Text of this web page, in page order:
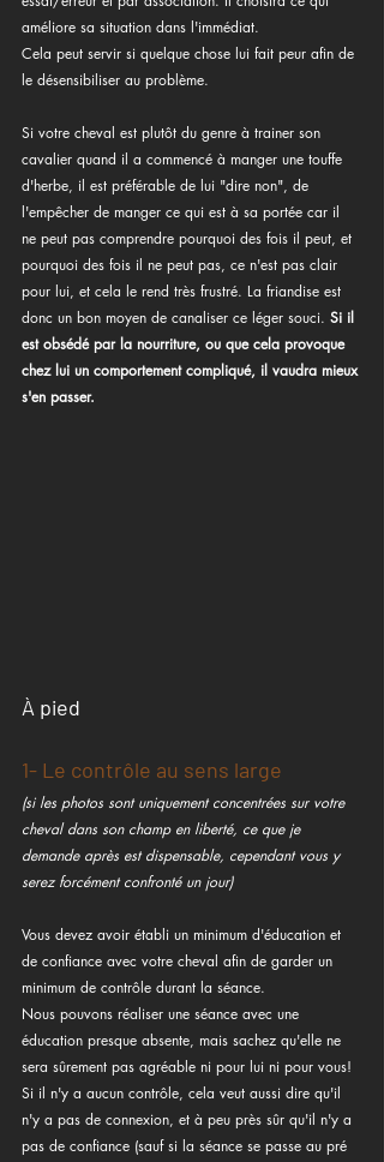
améliore sa situation dans l'immédiat.
Cela peut servir si quelque chose lui fait peur afin de
le désensibiliser au problème.
Si votre cheval est plutôt du genre à trainer son
cavalier quand il a commencé à manger une touffe
d'herbe, il est préférable de lui "dire non", de
l'empêcher de manger ce qui est à sa portée car il
ne peut pas comprendre pourquoi des fois il peut, et
pourquoi des fois il ne peut pas, ce n'est pas clair
pour lui, et cela le rend très frustré. La friandise est
donc un bon moyen de canaliser ce léger souci. Si il
est obsédé par la nourriture, ou que cela provoque
chez lui un comportement compliqué, il vaudra mieux
s'en passer.
À pied
1- Le contrôle au sens large
(si les photos sont uniquement concentrées sur votre
cheval dans son champ en liberté, ce que je
demande après est dispensable, cependant vous y
serez forcément confronté un jour)
Vous devez avoir établi un minimum d'éducation et
de confiance avec votre cheval afin de garder un
minimum de contrôle durant la séance.
Nous pouvons réaliser une séance avec une
éducation presque absente, mais sachez qu'elle ne
sera sûrement pas agréable ni pour lui ni pour vous!
Si il n'y a aucun contrôle, cela veut aussi dire qu'il
n'y a pas de connexion, et à peu près sûr qu'il n'y a
pas de confiance (sauf si la séance se passe au pré